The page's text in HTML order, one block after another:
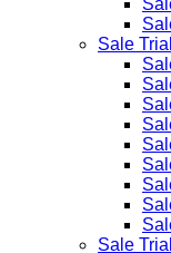
Sale
Sale